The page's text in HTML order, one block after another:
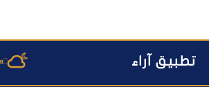
تطبيق آراء